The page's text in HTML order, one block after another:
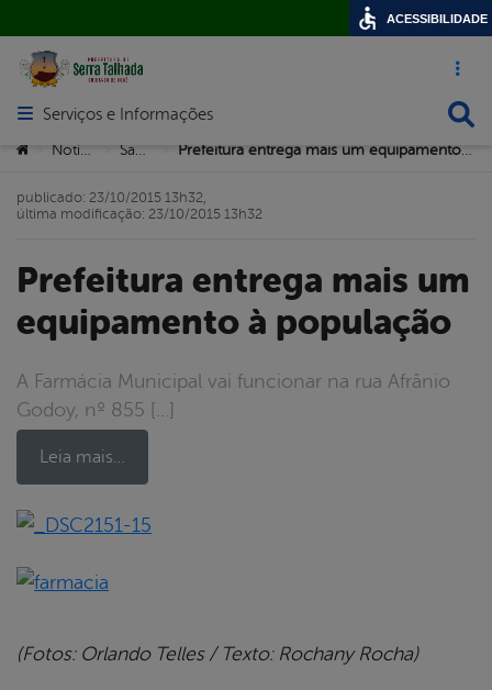
Acesso
Abrir menu principal de navegação
Serviços e Informações
Você está aqui:
> > > Prefeitura entrega mais um equipamento à população
Prefeitura entrega mais um
equipamento à população
A Farmácia Municipal vai funcionar na rua Afrânio
Godoy, nº 855 […]
Leia mais…
publicado: 23/10/2015 13h32,
última modificação: 23/10/2015 13h32
(Fotos: Orlando Telles / Texto: Rochany Rocha)
ACESSIBILIDADE